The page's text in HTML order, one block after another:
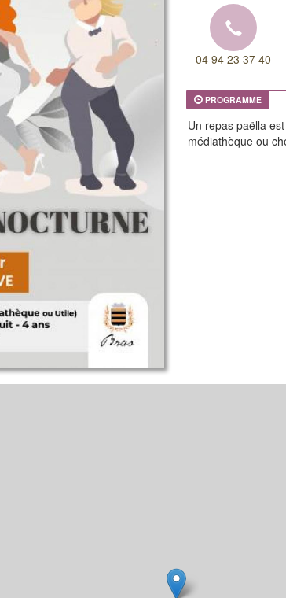
04 94 23 37 40
PROGRAMME
Un repas paëlla
médiathèque ou